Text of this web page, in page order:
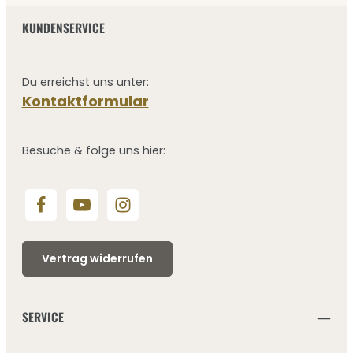
KUNDENSERVICE
Du erreichst uns unter:
Kontaktformular
Besuche & folge uns hier:
Vertrag widerrufen
SERVICE